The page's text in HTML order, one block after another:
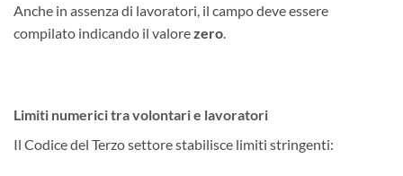
Anche in assenza di lavoratori, il campo deve essere
compilato indicando il valorezero
Limiti numerici tra volontari e lavoratori
Il Codice del Terzo settore stabilisce limiti stringenti: